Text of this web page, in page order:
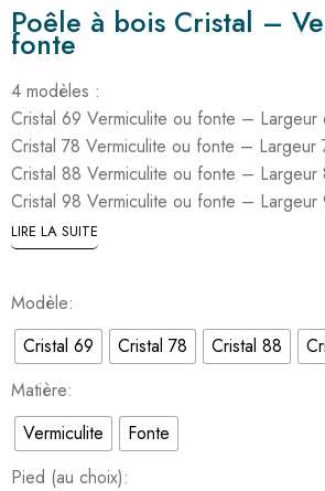
Poêle à bois Cristal –
fonte
4 modèles :
Cristal 69 Vermiculite ou fonte –
Cristal 78 Vermiculite ou fonte –
Cristal 88 Vermiculite ou fonte –
Cristal 98 Vermiculite ou fonte –
LIRE LA SUITE
Modèle
Cristal 69
Cristal 78 Cristal 88
Matière
Vermiculite
Fonte
Pied (au choix)